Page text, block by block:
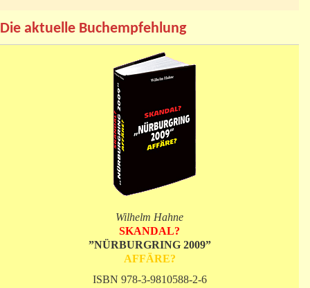
Die aktuelle Buchempfehlung
Wilhelm Hahne
SKANDAL?
”NÜRBURGRING 2009”
AFFÄRE?
ISBN 978-3-9810588-2-6